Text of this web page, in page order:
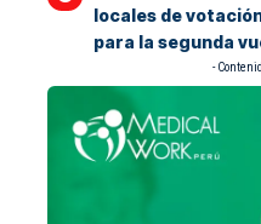
locales de
para la segunda
-